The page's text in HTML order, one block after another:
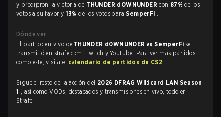
y predijeron la victoria de THUNDER dOWNUNDERcon 87% de los
votos a su favor y 13%de los votos paraSemperFi .
Dónde ver
El partido en vivo de THUNDER dOWNUNDER vs SemperFi se
transmitió en strafe.com, Twitch y Youtube. Para ver más partidos
como este, visita el calendario de partidos de CS2 .
Sigue el resto de la acción del 2026 DFRAG Wildcard LAN Season
1 , así como VODs, destacados y transmisiones en vivo, todo en
Strafe.